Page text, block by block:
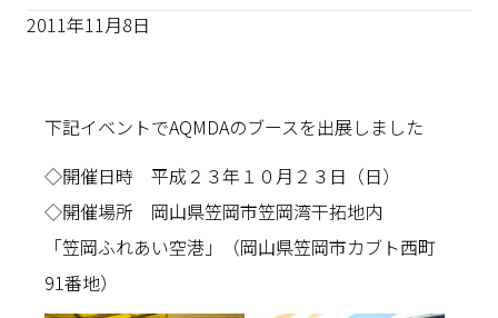
2011年11月8日
下記イベントでAQMDAのブースを出展しました
◇開催日時 平成２３年１０月２３日（日）
◇開催場所 岡山県笠岡市笠岡湾干拓地内
「笠岡ふれあい空港」（岡山県笠岡市カブト西町
91番地）